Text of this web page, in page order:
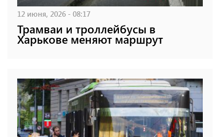
12 июня, 2026 - 08:17
Трамваи и троллейбусы в
Харькове меняют маршрут